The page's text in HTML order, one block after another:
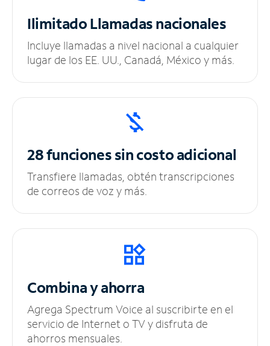
IlimitadoLlamadas nacionales
Incluye llamadas a nivel nacional a cualquier
lugar de los EE. UU., Canadá, México y más.
28 funciones sincosto adicional
Transfiere llamadas, obtén transcripciones
de correos de voz y más.
Combina y ahorra
Agrega Spectrum Voice al suscribirte en el
servicio de Internet o TV y disfruta de
ahorros mensuales.